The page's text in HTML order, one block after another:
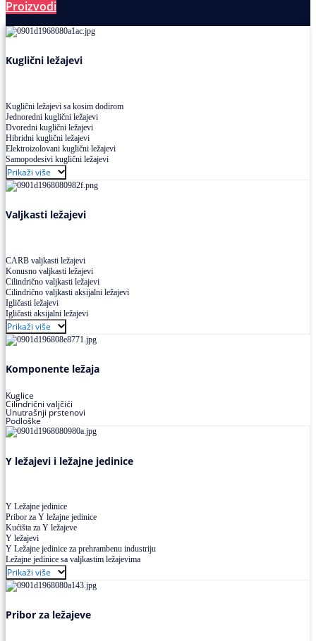
Proizvodi
Kuglični ležajevi
Kuglični ležajevi sa kosim dodirom
Jednoredni kuglični ležajevi
Dvoredni kuglični ležajevi
Hibridni kuglični ležajevi
Elektroizolovani kuglični ležajevi
Samopodesivi kuglični ležajevi
Aksijalni kuglični ležajevi
Kuglični ležajevi od nerđajućeg čelika
Prikaži više
Valjkasti ležajevi
CARB valjkasti ležajevi
Konusno valjkasti ležajevi
Cilindrično valjkasti ležajevi
Cilindrično valjkasti aksijalni ležajevi
Igličasti ležajevi
Igličasti aksijalni ležajevi
Buričasti ležajevi
Buričasti zaptiveni ležajevi
Buričasti aksijalni ležajevi
Prikaži više
Komponente ležaja
Kuglice
Cilindrični valjčići
Unutrašnji prstenovi
Podloške
Y ležajevi i ležajne jedinice
Y Ležajne jedinice
Pribor za Y ležajne jedinice
Kućišta za Y ležajeve
Y ležajevi
Y Ležajne jedinice za prehrambenu industriju
Ležajne jedinice sa valjkastim ležajevima
Prikaži više
Pribor za ležajeve